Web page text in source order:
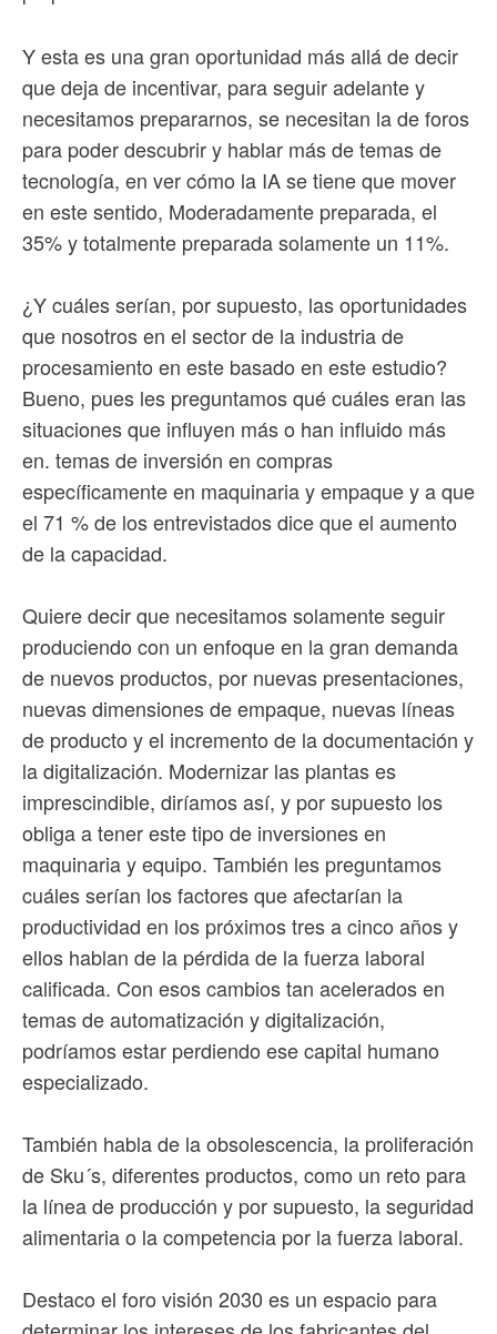
Y esta es una gran oportunidad más allá de decir
que deja de incentivar, para seguir adelante y
necesitamos prepararnos, se necesitan la de foros
para poder descubrir y hablar más de temas de
tecnología, en ver cómo la IA se tiene que mover
en este sentido, Moderadamente preparada, el
35% y totalmente preparada solamente un 11%.
¿Y cuáles serían, por supuesto, las oportunidades
que nosotros en el sector de la industria de
procesamiento en este basado en este estudio?
Bueno, pues les preguntamos qué cuáles eran las
situaciones que influyen más o han influido más
en. temas de inversión en compras
específicamente en maquinaria y empaque y a que
el 71 % de los entrevistados dice que el aumento
de la capacidad.
Quiere decir que necesitamos solamente seguir
produciendo con un enfoque en la gran demanda
de nuevos productos, por nuevas presentaciones,
nuevas dimensiones de empaque, nuevas líneas
de producto y el incremento de la documentación y
la digitalización. Modernizar las plantas es
imprescindible, diríamos así, y por supuesto los
obliga a tener este tipo de inversiones en
maquinaria y equipo. También les preguntamos
cuáles serían los factores que afectarían la
productividad en los próximos tres a cinco años y
ellos hablan de la pérdida de la fuerza laboral
calificada. Con esos cambios tan acelerados en
temas de automatización y digitalización,
podríamos estar perdiendo ese capital humano
especializado.
También habla de la obsolescencia, la proliferación
de Sku´s, diferentes productos, como un reto para
la línea de producción y por supuesto, la seguridad
alimentaria o la competencia por la fuerza laboral.
Destaco el foro visión 2030 es un espacio para